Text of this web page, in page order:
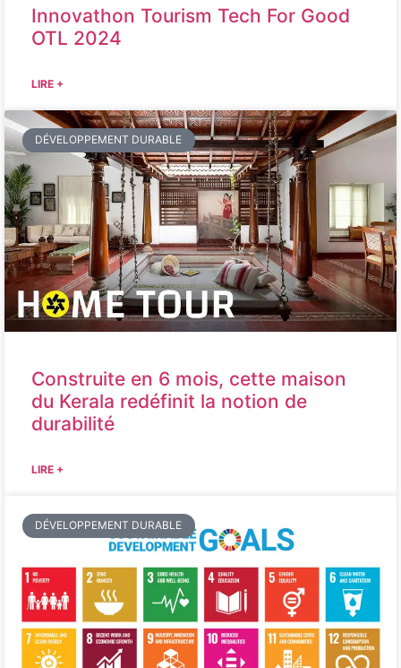
Innovathon Tourism Tech For Good
OTL 2024
LIRE +
DÉVELOPPEMENT DURABLE
Construite en 6 mois, cette maison
du Kerala redéfinit la notion de
durabilité
LIRE +
DÉVELOPPEMENT DURABLE